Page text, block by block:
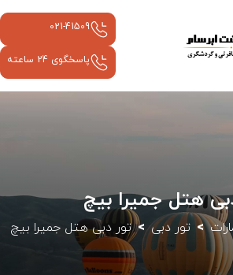
021-41509
پاسخگوی 24 ساعته
هتل جمیرا بیچ
تور دبی تور دبی هتل جمیرا بیچ